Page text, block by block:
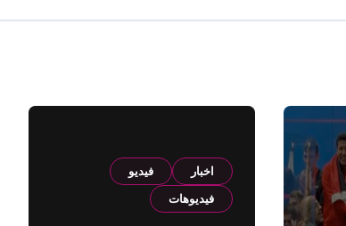
اخبار
فيديو
فيديوهات